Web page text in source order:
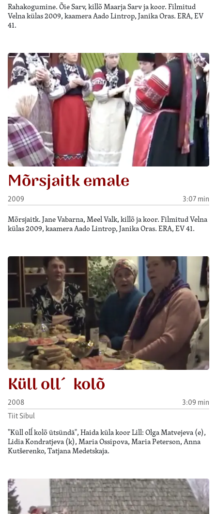
Rahakogumine. Õie Sarv, killõ Maarja Sarv ja koor. Filmitud
Velna külas 2009, kaamera Aado Lintrop, Janika Oras. ERA, EV
41.
Mõrsjaitk emale
2009 3:07 min
Mõrsjaitk. Jane Vabarna, Meel Valk, killõ ja koor. Filmitud Velna
külas 2009, kaamera Aado Lintrop, Janika Oras. ERA, EV 41.
Küll oll´ kolõ
2008
3:09 min
Tiit Sibul
"Küll olĺ kolõ ütsündä", Haida küla koor Lill: Olga Matvejeva (e),
Lidia Kondratjeva (k), Maria Ossipova, Maria Peterson, Anna
Kutšerenko, Tatjana Medetskaja.